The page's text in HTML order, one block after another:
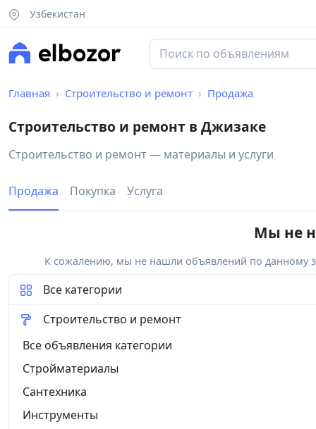
Узбекистан
Главная Строительство и ремонт Продажа
Строительство и ремонт в Джизаке
Строительство и ремонт — материалы и услуги
Продажа Покупка Услуга
Мы не
К сожалению, мы не нашли объявлений по данному
Все категории
Строительство и ремонт
Все объявления категории
Стройматериалы
Сантехника
Инструменты